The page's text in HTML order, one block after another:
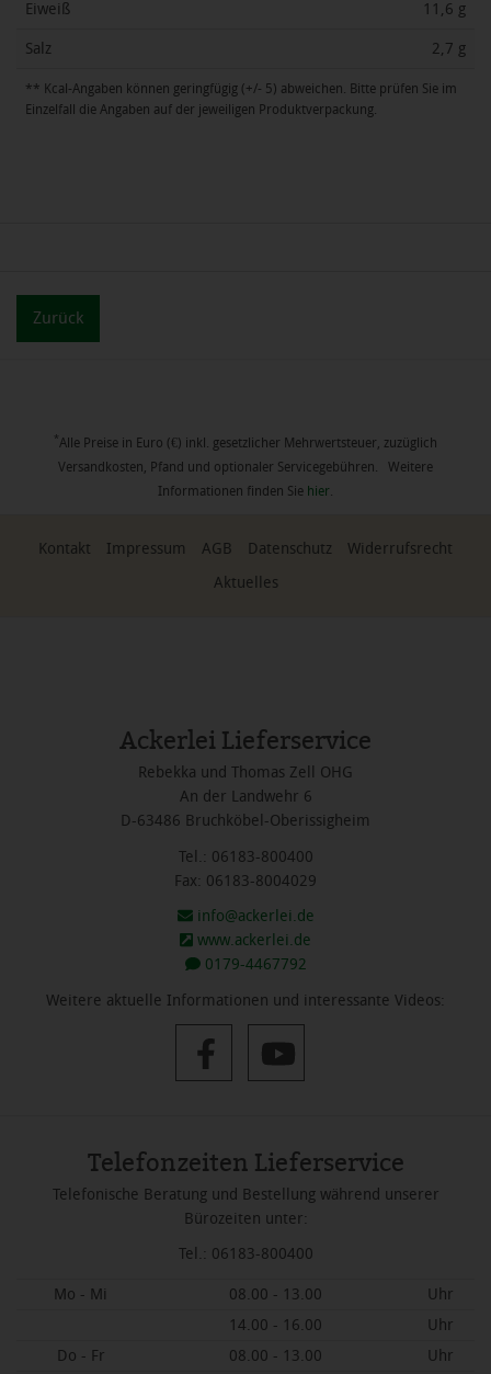
Eiweiß 11,6 g
Salz 2,7 g
** Kcal-Angaben können geringfügig (+/- 5) abweichen. Bitte prüfen Sie im
Einzelfall die Angaben auf der jeweiligen Produktverpackung.
Zurück
* Alle Preise in Euro (€) inkl. gesetzlicher Mehrwertsteuer, zuzüglich
Versandkosten, Pfand und optionaler Servicegebühren. Weitere
Informationen finden Sie hier
Kontakt Impressum AGB Datenschutz
Widerrufsrecht
Aktuelles
Ackerlei Lieferservice
Rebekka und Thomas Zell OHG
An der Landwehr 6
D-63486 Bruchköbel-Oberissigheim
Tel.: 06183-800400
Fax: 06183-8004029
info@ackerlei.de
www.ackerlei.de
0179-4467792
Weitere aktuelle Informationen und interessante Videos:
Telefonzeiten Lieferservice
Telefonische Beratung und Bestellung während unserer
Bürozeiten unter:
Tel.: 06183-800400
Mo - Mi 08.00 - 13.00
Uhr
14.00 - 16.00
Uhr
Do - Fr
08.00 - 13.00
Uhr